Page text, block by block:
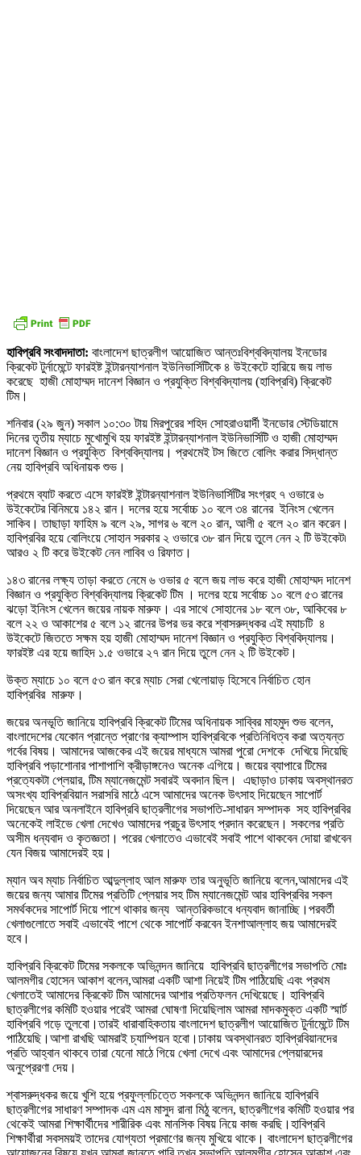
হাবিপ্রবি সংবাদদাতা: বাংলাদেশ ছাত্রলীগ আয়োজিত আন্তঃবিশ্ববিদ্যালয় ইনডোর
ক্রিকেট টুর্নামেন্টে ফারইষ্ট ইন্টারন্যাশনাল ইউনিভার্সিটিকে ৪ উইকেটে হারিয়ে জয় লাভ
করেছে হাজী মোহাম্মদ দানেশ বিজ্ঞান ও প্রযুক্তি বিশ্ববিদ্যালয় (হাবিপ্রবি) ক্রিকেট
টিম।
শনিবার (২৯ জুন) সকাল ১০:৩০ টায় মিরপুরের শহিদ সোহরাওয়ার্দী ইনডোর স্টেডিয়ামে
দিনের তৃতীয় ম্যাচে মুখোমুখি হয় ফারইষ্ট ইন্টারন্যাশনাল ইউনিভার্সিটি ও হাজী মোহাম্মদ
দানেশ বিজ্ঞান ও প্রযুক্তি বিশ্ববিদ্যালয়। প্রথমেই টস জিতে বোলিং করার সিদ্ধান্ত
নেয় হাবিপ্রবি অধিনায়ক শুভ।
প্রথমে ব্যাট করতে এসে ফারইষ্ট ইন্টারন্যাশনাল ইউনিভার্সিটির সংগ্রহ ৭ ওভারে ৬
উইকেটের বিনিময়ে ১৪২ রান। দলের হয়ে সর্বোচ্চ ১০ বলে ৩৪ রানের ইনিংস খেলেন
সাকিব। তাছাড়া ফাহিম ৯ বলে ২৯, সাগর ৬ বলে ২০ রান, আলী ৫ বলে ২০ রান করেন।
হাবিপ্রবির হয়ে বোলিংয়ে সোহান সরকার ২ ওভারে ৩৮ রান দিয়ে তুলে নেন ২ টি উইকেট৷
আরও ২ টি করে উইকেট নেন লাবিব ও রিফাত।
১৪৩ রানের লক্ষ্য তাড়া করতে নেমে ৬ ওভার ৫ বলে জয় লাভ করে হাজী মোহাম্মদ দানেশ
বিজ্ঞান ও প্রযুক্তি বিশ্ববিদ্যালয় ক্রিকেট টিম । দলের হয়ে সর্বোচ্চ ১০ বলে ৫৩ রানের
ঝড়ো ইনিংস খেলেন জয়ের নায়ক মারুফ। এর সাথে সোহানের ১৮ বলে ৩৮, আকিবের ৮
বলে ২২ ও আকাশের ৫ বলে ১২ রানের উপর ভর করে শ্বাসরুদ্ধকর এই ম্যাচটি ৪
উইকেটে জিততে সক্ষম হয় হাজী মোহাম্মদ দানেশ বিজ্ঞান ও প্রযুক্তি বিশ্ববিদ্যালয়।
ফারইষ্ট এর হয়ে জাহিদ ১.৫ ওভারে ২৭ রান দিয়ে তুলে নেন ২ টি উইকেট।
উক্ত ম্যাচে ১০ বলে ৫৩ রান করে ম্যাচ সেরা খেলোয়াড় হিসেবে নির্বাচিত হোন
হাবিপ্রবির মারুফ।
জয়ের অনভূতি জানিয়ে হাবিপ্রবি ক্রিকেট টিমের অধিনায়ক সাব্বির মাহমুদ শুভ বলেন,
বাংলাদেশের যেকোন প্রান্তে প্রাণের ক্যাম্পাস হাবিপ্রবিকে প্রতিনিধিত্ব করা অত্যন্ত
গর্বের বিষয়। আমাদের আজকের এই জয়ের মাধ্যমে আমরা পুরো দেশকে দেখিয়ে দিয়েছি
হাবিপ্রবি পড়াশোনার পাশাপাশি ক্রীড়াঙ্গনেও অনেক এগিয়ে। জয়ের ব্যাপারে টিমের
প্রত্যেকটা প্লেয়ার, টিম ম্যানেজমেন্ট সবারই অবদান ছিল। এছাড়াও ঢাকায় অবস্থানরত
অসংখ্য হাবিপ্রবিয়ান সরাসরি মাঠে এসে আমাদের অনেক উৎসাহ দিয়েছেন সাপোর্ট
দিয়েছেন আর অনলাইনে হাবিপ্রবি ছাত্রলীগের সভাপতি-সাধারন সম্পাদক সহ হাবিপ্রবির
অনেকেই লাইভে খেলা দেখেও আমাদের প্রচুর উৎসাহ প্রদান করেছেন। সকলের প্রতি
অসীম ধন্যবাদ ও কৃতজ্ঞতা। পরের খেলাতেও এভাবেই সবাই পাশে থাকবেন দোয়া রাখবেন
যেন বিজয় আমাদেরই হয়।
ম্যান অব ম্যাচ নির্বাচিত আব্দুল্লাহ আল মারুফ তার অনুভূতি জানিয়ে বলেন,আমাদের এই
জয়ের জন্য আমার টিমের প্রতিটি প্লেয়ার সহ টিম ম্যানেজমেন্ট আর হাবিপ্রবির সকল
সমর্থকদের সাপোর্ট দিয়ে পাশে থাকার জন্য আন্তরিকভাবে ধন্যবাদ জানাচ্ছি।পরবর্তী
খেলাগুলোতে সবাই এভাবেই পাশে থেকে সাপোর্ট করবেন ইনশাআল্লাহ জয় আমাদেরই
হবে।
হাবিপ্রবি ক্রিকেট টিমের সকলকে অভিনন্দন জানিয়ে হাবিপ্রবি ছাত্রলীগের সভাপতি মোঃ
আলমগীর হোসেন আকাশ বলেন,আমরা একটি আশা নিয়েই টিম পাঠিয়েছি এবং প্রথম
খেলাতেই আমাদের ক্রিকেট টিম আমাদের আশার প্রতিফলন দেখিয়েছে। হাবিপ্রবি
ছাত্রলীগের কমিটি হওয়ার পরেই আমরা ঘোষণা দিয়েছিলাম আমরা মাদকমুক্ত একটি স্মার্ট
হাবিপ্রবি গড়ে তুলবো।তারই ধারাবাহিকতায় বাংলাদেশ ছাত্রলীগ আয়োজিত টুর্নামেন্টে টিম
পাঠিয়েছি।আশা রাখছি আমরাই চ্যাম্পিয়ন হবো।ঢাকায় অবস্থানরত হাবিপ্রবিয়ানদের
প্রতি আহ্বান থাকবে তারা যেনো মাঠে গিয়ে খেলা দেখে এবং আমাদের প্লেয়ারদের
অনুপ্রেরণা দেয়।
শ্বাসরুদ্ধকর জয়ে খুশি হয়ে প্রফুল্লচিত্তে সকলকে অভিনন্দন জানিয়ে হাবিপ্রবি
ছাত্রলীগের সাধারণ সম্পাদক এম এম মাসুদ রানা মিঠু বলেন, ছাত্রলীগের কমিটি হওয়ার পর
থেকেই আমরা শিক্ষার্থীদের শারীরিক এবং মানসিক বিষয় নিয়ে কাজ করছি।হাবিপ্রবি
শিক্ষার্থীরা সবসময়ই তাদের যোগ্যতা প্রমাণের জন্য মুখিয়ে থাকে। বাংলাদেশ ছাত্রলীগের